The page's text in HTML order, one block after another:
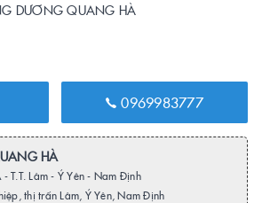
DƯƠNG QUANG HÀ
0969983777
HÀ
T.T. Lâm - Ý Yên - Nam Định
thị trấn Lâm, Ý Yên, Nam Định